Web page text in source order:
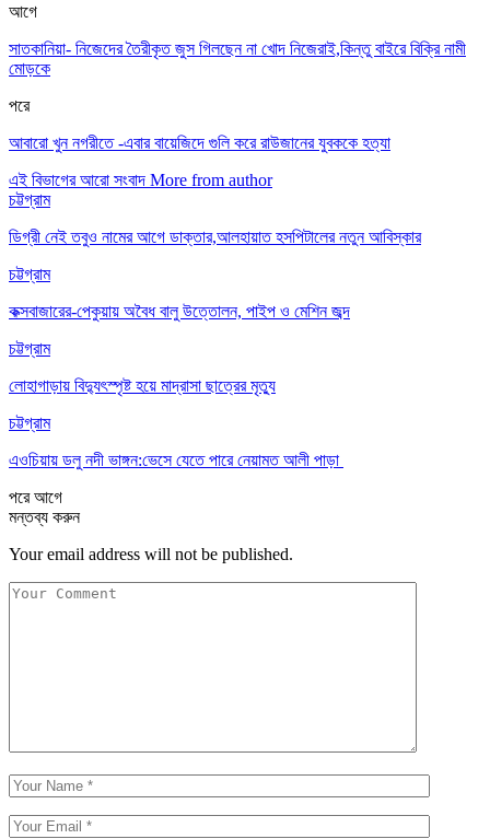
আগে
সাতকানিয়া- নিজেদের তৈরীকৃত জুস গিলছেন না খোদ নিজেরাই,কিন্তু বাইরে বিক্রি নামী
মোড়কে
পরে
আবারো খুন নগরীতে -এবার বায়েজিদে গুলি করে রাউজানের যুবককে হত্যা
এই বিভাগের আরো সংবাদ More from author
চট্টগ্রাম
ডিগ্রী নেই তবুও নামের আগে ডাক্তার,আলহায়াত হসপিটালের নতুন আবিস্কার
চট্টগ্রাম
কক্সবাজারের-পেকুয়ায় অবৈধ বালু উত্তোলন, পাইপ ও মেশিন জব্দ
চট্টগ্রাম
লোহাগাড়ায় বিদ্যুৎস্পৃষ্ট হয়ে মাদ্রাসা ছাত্রের মৃত্যু
চট্টগ্রাম
এওচিয়ায় ডলু নদী ভাঙ্গন:ভেসে যেতে পারে নেয়ামত আলী পাড়া
পরেআগে
মন্তব্য করুন
Your email address will not be published.